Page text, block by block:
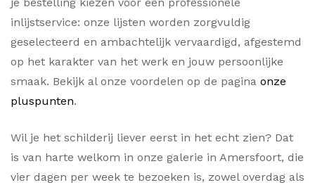
inlijstservice: onze lijsten worden zorgvuldig
geselecteerd en ambachtelijk vervaardigd, afgestemd
op het karakter van het werk en jouw persoonlijke
smaak. Bekijk al onze voordelen op de pagina onze
pluspunten.
Wil je het schilderij liever eerst in het echt zien? Dat
is van harte welkom in onze galerie in Amersfoort, die
vier dagen per week te bezoeken is, zowel overdag als